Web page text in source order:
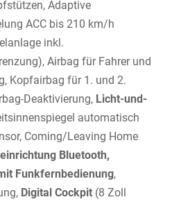
Adaptive
ACC bis 210 km/h
inkl.
Airbag für Fahrer und
Kopfairbag für 1. und 2.
Deaktivierung, Licht-und-
automatisch
Coming/Leaving Home
Bluetooth,
Funkfernbedienung,
Digital Cockpit (8 Zoll